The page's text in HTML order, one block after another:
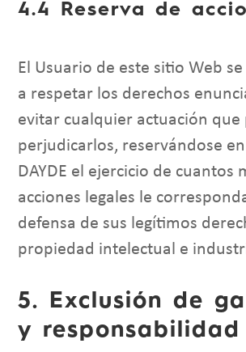
4.4 Reserva de
El Usuario de este sitio Web
a respetar los derechos
evitar cualquier actuación que
perjudicarlos, reservándose
DAYDE el ejercicio de cuantos
acciones legales le
defensa de sus legítimos
propiedad intelectual e
5. Exclusión de
y responsabilidad